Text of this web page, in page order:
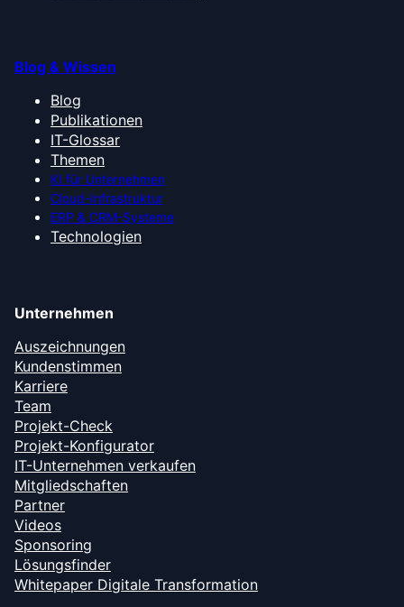
Blog & Wissen
Blog
Publikationen
IT-Glossar
Themen
KI für Unternehmen
Cloud-Infrastruktur
ERP & CRM-Systeme
Technologien
Unternehmen
Auszeichnungen
Kundenstimmen
Karriere
Team
Projekt-Check
Projekt-Konfigurator
IT-Unternehmen verkaufen
Mitgliedschaften
Partner
Videos
Sponsoring
Lösungsfinder
Whitepaper Digitale Transformation